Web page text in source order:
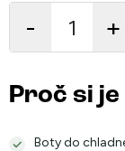
cena:
Proč si
Boty do